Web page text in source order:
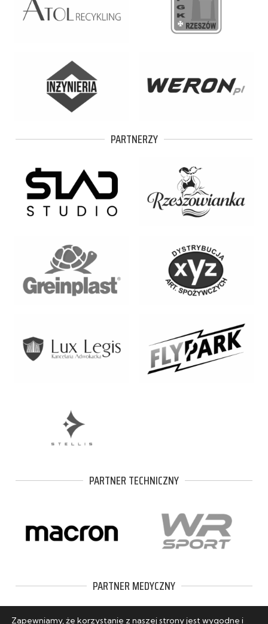
PARTNERZY
PARTNER TECHNICZNY
PARTNER MEDYCZNY
Zapewniamy, że korzystanie z naszej strony jest wygodne i